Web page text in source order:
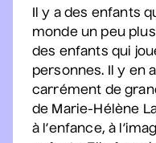
•
27 août
Station
Gratuit
Il y a des enfants
monde un peu
des enfants qui
personnes. Il y en
carrément de
de Marie-Hélène
à l’enfance, à